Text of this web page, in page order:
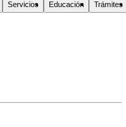
Servicios Educación Trámites